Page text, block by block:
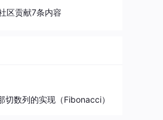
区贡献7条内容
切数列的实现（Fibonacci）